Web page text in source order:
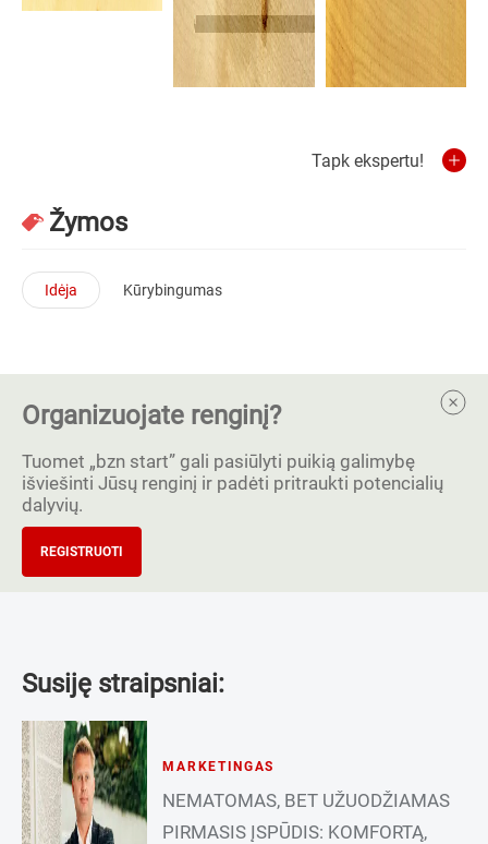
Tapk ekspertu!
Žymos
Idėja Kūrybingumas
Organizuojate renginį?
Tuomet „bzn start” gali pasiūlyti puikią galimybę
išviešinti Jūsų renginį ir padėti pritraukti potencialių
dalyvių.
REGISTRUOTI
Susiję straipsniai:
MARKETINGAS
NEMATOMAS, BET UŽUODŽIAMAS
PIRMASIS ĮSPŪDIS: KOMFORTĄ,